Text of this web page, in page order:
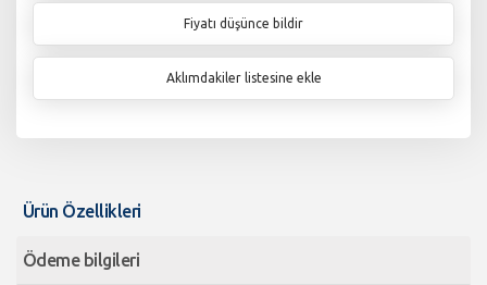
Fiyatı düşünce bildir
Aklımdakiler listesine ekle
Ürün Özellikleri
Ödeme bilgileri